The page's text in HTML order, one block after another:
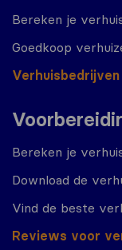
Bereken je
Goedkoop
Verhuisbedrijven
Bereken je
Download de
Vind de beste
Reviews voor